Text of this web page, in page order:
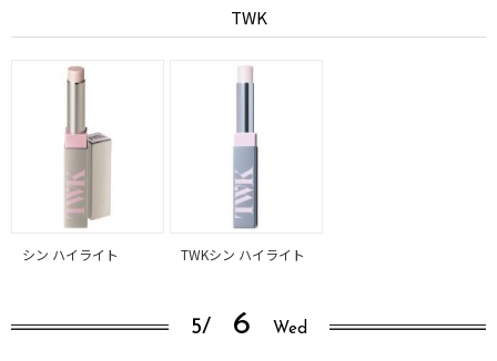
TWK
シン ハイライト TWKシン ハイライト
5/ 6 Wed